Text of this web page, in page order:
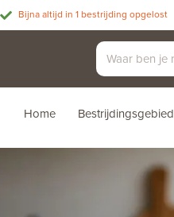
Bijna altijd in 1 bestrijding opgelost
Home Bestrijdingsgebied